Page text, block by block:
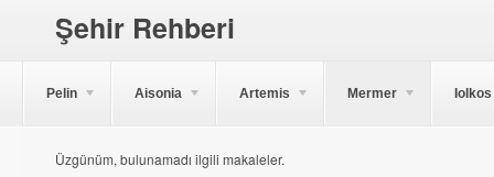
Şehir Rehberi
Pelin Aisonia Artemis Mermer Iolkos
Üzgünüm, bulunamadı ilgili makaleler.